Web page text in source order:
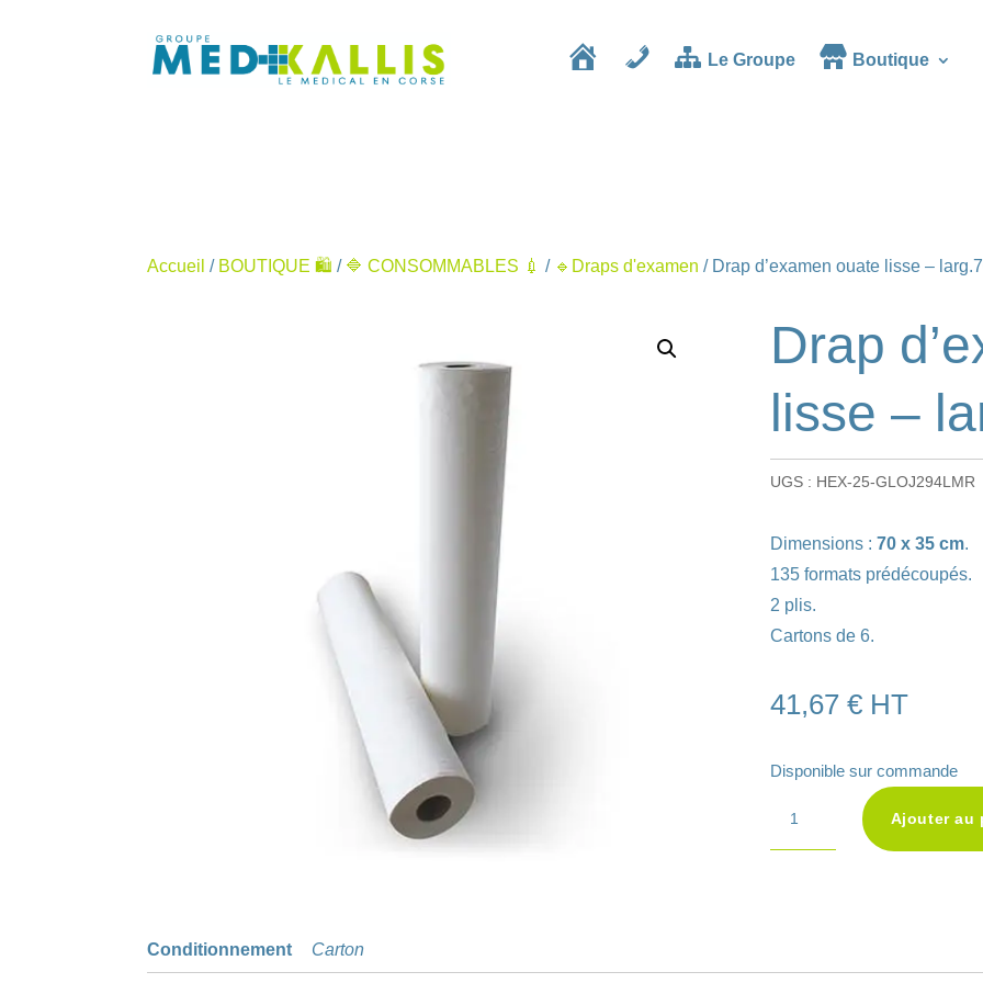
AccueilContact Le Groupe Boutique
Accueil / BOUTIQUE 🛍️ / 🔷 CONSOMMABLES 💉 / 🔹Draps d'examen / Drap d’examen ouate lisse –
Drap
lisse –
UGS : HEX-25-GLOJ294LMR
Dimensions : 70 x 35 cm.
135 formats prédécoupés.
2 plis.
Cartons de 6.
41,67 € HT
Disponible sur commande
Ajouter au
Conditionnement Carton